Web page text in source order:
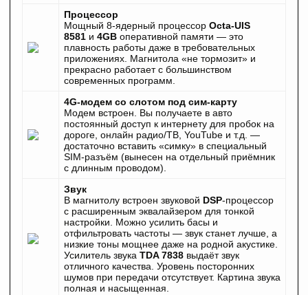
Процессор
Мощный 8-ядерный процессор Octa-UIS
8581 и 4GB оперативной памяти — это
плавность работы даже в требовательных
приложениях. Магнитола «не тормозит» и
прекрасно работает с большинством
современных программ.
4G-модем со слотом под сим-карту
Модем встроен. Вы получаете в авто
постоянный доступ к интернету для пробок на
дороге, онлайн радио/ТВ, YouTube и т.д. —
достаточно вставить «симку» в специальный
SIM-разъём (вынесен на отдельный приёмник
с длинным проводом).
Звук
В магнитолу встроен звуковой DSP-процессор
с расширенным эквалайзером для тонкой
настройки. Можно усилить басы и
отфильтровать частоты — звук станет лучше, а
низкие тоны мощнее даже на родной акустике.
Усилитель звука TDA 7838 выдаёт звук
отличного качества. Уровень посторонних
шумов при передачи отсутствует. Картина звука
полная и насыщенная.